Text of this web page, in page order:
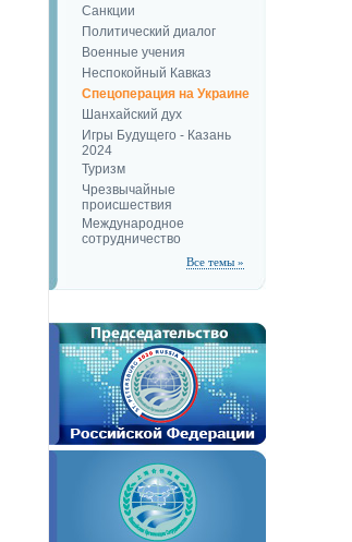
Санкции
Политический диалог
Военные учения
Неспокойный Кавказ
Спецоперация на Украине
Шанхайский дух
Игры Будущего - Казань
2024
Туризм
Чрезвычайные
происшествия
Международное
сотрудничество
Все темы »